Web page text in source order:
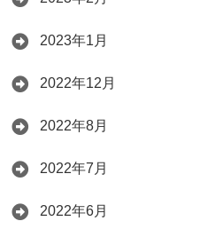
2023年1月
2022年12月
2022年8月
2022年7月
2022年6月